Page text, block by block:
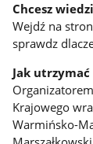
Chcesz
Wejdź na
sprawdz
Jak
Krajowego
Warmińsko-